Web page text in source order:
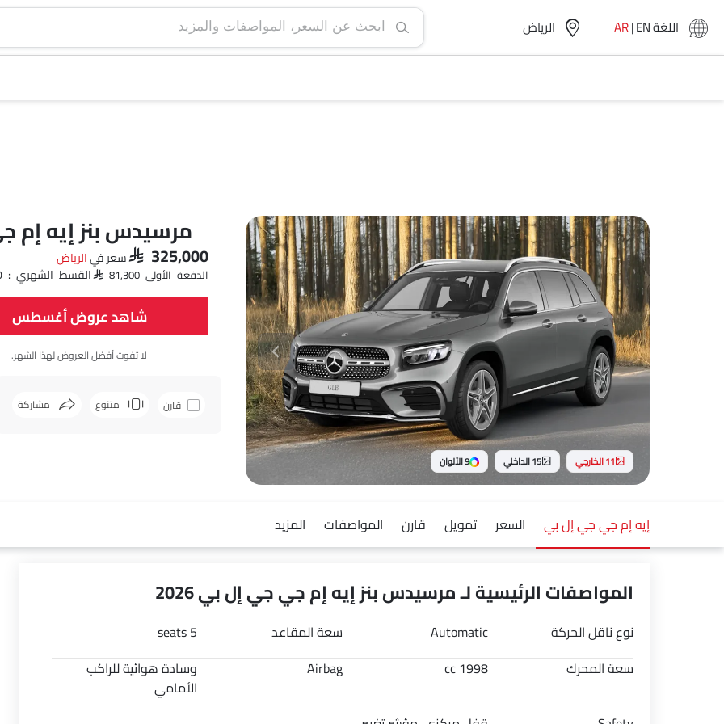
الرياض‎ اللغةEN
|
AR
11 الخارجي 15 الداخلي 9 الألوان
مرسيدس بنز إيه
SAR 325,000 سعر فيالرياض‎
الدفعة الأولى SAR 81,300 القسط الشهري : SAR 4,711 x 60
شاهد عروض أغسطس
لا تفوت أفضل العروض لهذا الشهر.
قارن متنوع مشاركة
فيسبوك
إيه إم جي جي إل بي السعر تمويل قارن المواصفات المزيد
المواصفات الرئيسية لـ مرسيدس بنز إيه إم جي جي إل بي 2026
نوع ناقل الحركة Automatic سعة المقاعد
5 seats
سعة المحرك
1998 cc
Airbag
وسادة هوائية للراكب
الأمامي